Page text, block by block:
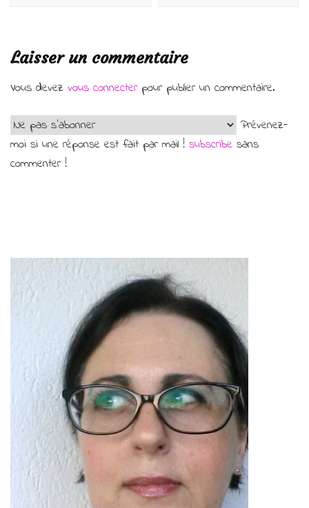
Laisser un commentaire
Vous devez vous connecterpour publier un commentaire.
Prévenez-
moi si une réponse est fait par mail ! subscribe sans
commenter !